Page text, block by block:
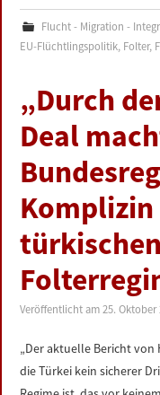
Flucht - Migration -
EU-Flüchtlingspolitik, Folter,
„Durch
Deal
Komplizin
türkischen
Veröffentlicht am25. Oktober
„Der aktuelle Bericht von
die Türkei kein sicherer